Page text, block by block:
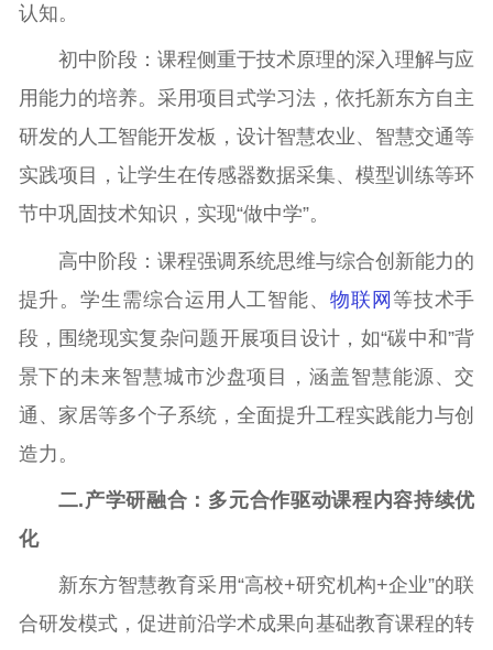
认知。
初中阶段：课程侧重于技术原理的深入理解与应
用能力的培养。采用项目式学习法，依托新东方自主
研发的人工智能开发板，设计智慧农业、智慧交通等
实践项目，让学生在传感器数据采集、模型训练等环
节中巩固技术知识，实现“做中学”。
高中阶段：课程强调系统思维与综合创新能力的
提升。学生需综合运用人工智能、物联网 等技术手
段，围绕现实复杂问题开展项目设计，如“碳中和”背
景下的未来智慧城市沙盘项目，涵盖智慧能源、交
通、家居等多个子系统，全面提升工程实践能力与创
造力。
二.产学研融合：多元合作驱动课程内容持续优
化
新东方智慧教育采用“高校+研究机构+企业”的联
合研发模式，促进前沿学术成果向基础教育课程的转